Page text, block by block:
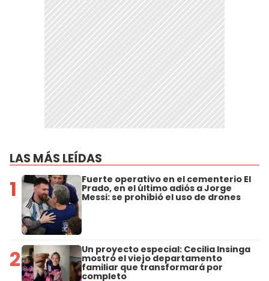
LAS MÁS LEÍDAS
1 Fuerte operativo en el cementerio El
Prado, en el último adiós a Jorge
Messi: se prohibió el uso de drones
2 Un proyecto especial: Cecilia Insinga
mostró el viejo departamento
familiar que transformará por
completo